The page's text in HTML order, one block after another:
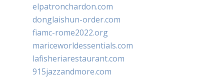
elpatronchardon.com
donglaishun-order.com
fiamc-rome2022.org
mariceworldessentials.com
lafisheriarestaurant.com
915jazzandmore.com